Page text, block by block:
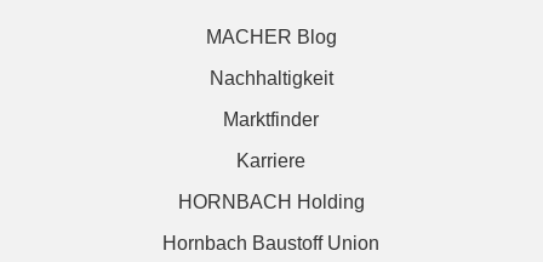
MACHER Blog
Nachhaltigkeit
Marktfinder
Karriere
HORNBACH Holding
Hornbach Baustoff Union